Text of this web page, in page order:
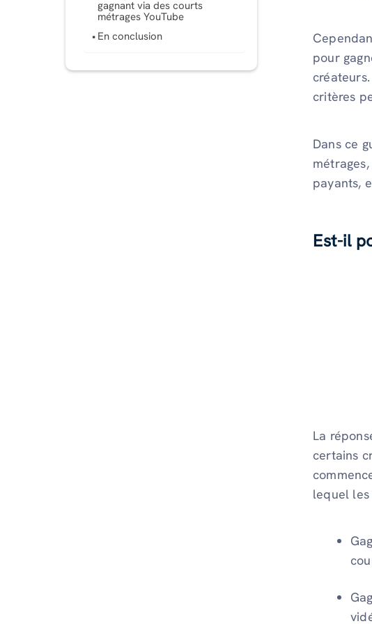
gagnant via des courts
métrages YouTube
En conclusion
pour
critères
Dans ce
payants,
Est-il
La
certains
lequel